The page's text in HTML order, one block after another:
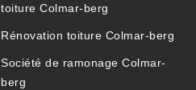
toiture Colmar-berg
Rénovation toiture Colmar-berg
Société de ramonage Colmar-
berg